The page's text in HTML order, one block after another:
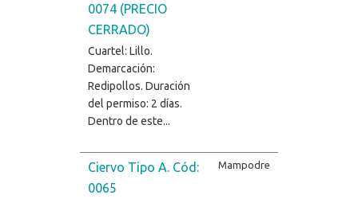
0074 (PRECIO
CERRADO)
Cuartel: Lillo.
Demarcación:
Redipollos. Duración
del permiso: 2 días.
Dentro de este...
Ciervo Tipo A. Cód:
0065
Mampodre